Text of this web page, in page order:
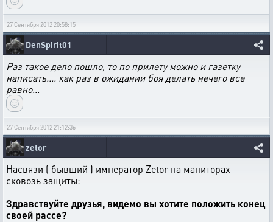
27 Сентября 2012 20:58:15
DenSpirit01
Раз такое дело пошло, то по прилету можно и газетку
написать.... как раз в ожидании боя делать нечего все
равно...
27 Сентября 2012 21:12:36
zetor
Насвязи ( бывший ) император Zetor на маниторах
сковозь защиты:
Здравствуйте друзья, видемо вы хотите положить конец
своей рассе?